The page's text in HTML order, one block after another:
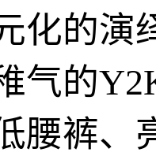
化的演
气的
裤、